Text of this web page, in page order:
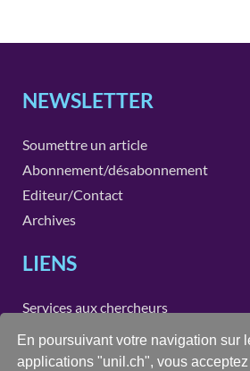
En poursuivant votre navigation sur
applications "unil.ch", vous
NEWSLETTER
Soumettre un article
Abonnement/désabonnement
Editeur/Contact
Archives
LIENS
Services aux chercheurs
Instituts et unités de recherche de la